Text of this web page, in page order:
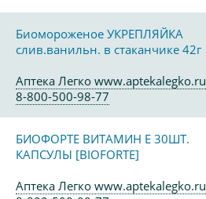
Биомороженое УКРЕПЛЯЙКА
слив.ванильн. в стаканчике 42г
Аптека Легко www.aptekalegko.ru
8-800-500-98-77
БИОФОРТЕ ВИТАМИН Е 30ШТ.
КАПСУЛЫ [BIOFORTE]
Аптека Легко www.aptekalegko.ru